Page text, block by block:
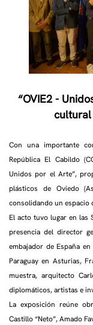
“OVIE2 -
cultural
Con una importante
República El Cabildo
Unidos por el Arte”,
plásticos de Oviedo
consolidando un espacio
El acto tuvo lugar en las
presencia del director
embajador de España
Paraguay en Asturias,
muestra, arquitecto
diplomáticos, artistas e
La exposición reúne
Castillo “Neto”, Amado